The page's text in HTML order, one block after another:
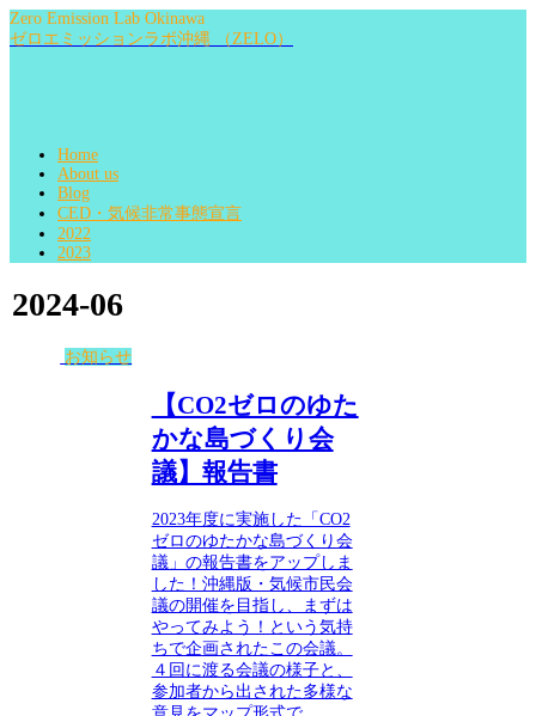
Zero Emission Lab Okinawa
ゼロエミッションラボ沖縄 （ZELO）
Home
About us
Blog
CED・気候非常事態宣言
2022
2023
2024-06
お知らせ
【CO2ゼロのゆた
かな島づくり会
議】報告書
2023年度に実施した「CO2
ゼロのゆたかな島づくり会
議」の報告書をアップしま
した！沖縄版・気候市民会
議の開催を目指し、まずは
やってみよう！という気持
ちで企画されたこの会議。
４回に渡る会議の様子と、
参加者から出された多様な